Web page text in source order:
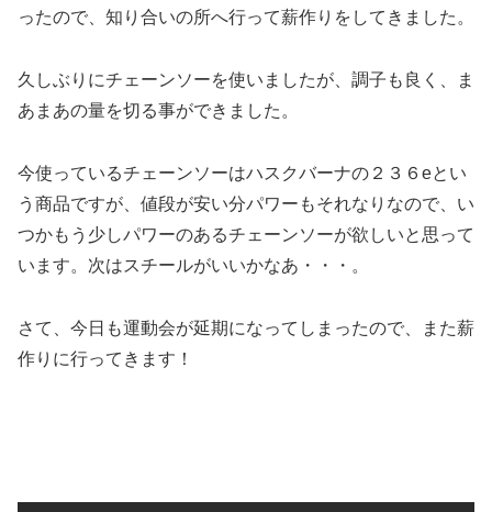
ったので、知り合いの所へ行って薪作りをしてきました。
久しぶりにチェーンソーを使いましたが、調子も良く、ま
あまあの量を切る事ができました。
今使っているチェーンソーはハスクバーナの２３６eとい
う商品ですが、値段が安い分パワーもそれなりなので、い
つかもう少しパワーのあるチェーンソーが欲しいと思って
います。次はスチールがいいかなあ・・・。
さて、今日も運動会が延期になってしまったので、また薪
作りに行ってきます！